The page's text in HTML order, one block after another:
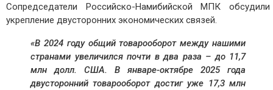
Сопредседатели Российско-Намибийской МПК обсудили
укрепление двусторонних экономических связей.
«В 2024 году общий товарооборот между нашими
странами увеличился почти в два раза – до 11,7
млн долл. США. В январе-октябре 2025 года
двусторонний товарооборот достиг уже 17,3 млн